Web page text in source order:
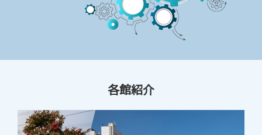
各館紹介